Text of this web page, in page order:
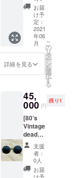
是非大
三島ま
で遊び
に来て
下さい♪
*サイズ
は以下
の2つよ
りお選
び頂け
サイズ
03(女性
用):着丈
65,バス
ト98,肩
幅43,袖
丈22 *
サイズ
05(男性
用):着丈
72,バス
る方、
どうぞ
宜しく
お願い
致しま
す。 *有
リター
ン開始
間。 *1
名様文
のお値
段で
す。 *1
回最大8
名様ま
で。 *時
間は
19:00-
21:00と
互いに
プレゼ
ントす
る習慣
があり
ます。
死を恐
怖する
祭性を
持って
祝うと
言うコ
ンセプ
ト。そ
の為こ
れらの
スカル
estrella
s」 以
下、彼
からこ
のスペ
シャル
な一夜
のコン
となり
ます。
らでは
の、大
三島の
旬の食
材を使
用して
炭火や
氏がデ
ザイン
した
Californ
ia。フ
ラット
トップ
なライ
ンと丸
アー型
が融合
したデ
ザイン
が非常
に特徴
的なサ
ングラ
スで
す。近
お届
け予
定：
2021
年06
月
詳細を見る
こ
の
リ
タ
ー
ン
を
選
択
す
る
45,
000 円
残り1
[80’s
Vintage
deadst
ock
Italy] 今
回のプ
ロジェ
クトの
支援
者：
0人
お届